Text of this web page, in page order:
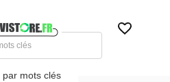
par mots clés